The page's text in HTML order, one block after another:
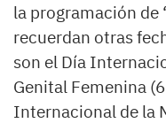
la programación de
recuerdan otras
son el Día
Genital Femenina
Internacional de la